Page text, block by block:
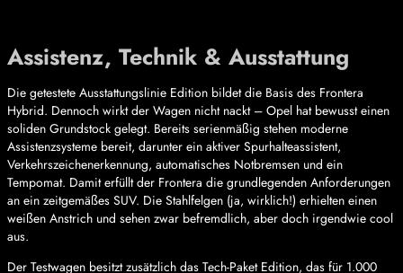
Assistenz, Technik & Ausstattung
Die getestete Ausstattungslinie Edition bildet die Basis des Frontera
Hybrid. Dennoch wirkt der Wagen nicht nackt – Opel hat bewusst einen
soliden Grundstock gelegt. Bereits serienmäßig stehen moderne
Assistenzsysteme bereit, darunter ein aktiver Spurhalteassistent,
Verkehrszeichenerkennung, automatisches Notbremsen und ein
Tempomat. Damit erfüllt der Frontera die grundlegenden Anforderungen
an ein zeitgemäßes SUV. Die Stahlfelgen (ja, wirklich!) erhielten einen
weißen Anstrich und sehen zwar befremdlich, aber doch irgendwie cool
aus.
Der Testwagen besitzt zusätzlich das Tech-Paket Edition, das für 1.000